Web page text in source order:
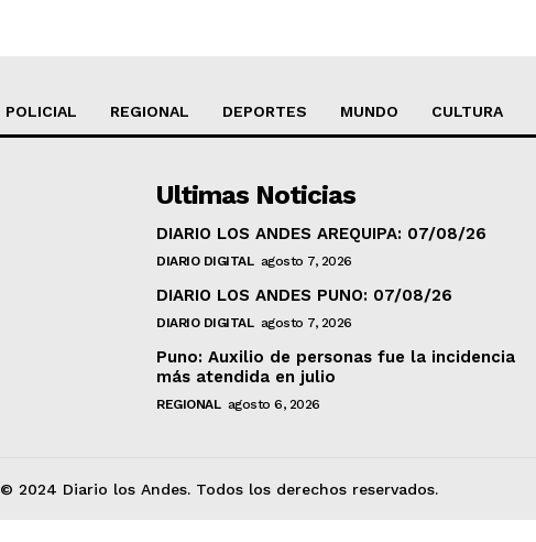
POLICIAL REGIONAL DEPORTES MUNDO CULTURA
Ultimas Noticias
DIARIO LOS ANDES AREQUIPA: 07/08/26
DIARIO DIGITAL agosto 7, 2026
DIARIO LOS ANDES PUNO: 07/08/26
DIARIO DIGITAL agosto 7, 2026
Puno: Auxilio de personas fue la incidencia
más atendida en julio
REGIONAL agosto 6, 2026
© 2024 Diario los Andes. Todos los derechos reservados.